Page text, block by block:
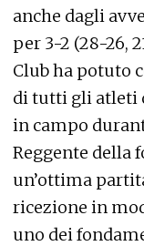
anche dagli
per 3-2 (28-26,
Club ha potuto
di tutti gli atleti
in campo
Reggente della
un’ottima
ricezione in
uno dei